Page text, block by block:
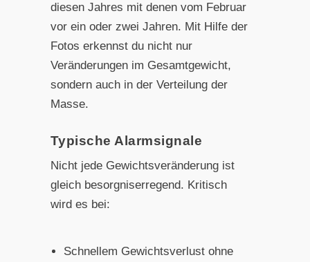
diesen Jahres mit denen vom Februar
vor ein oder zwei Jahren. Mit Hilfe der
Fotos erkennst du nicht nur
Veränderungen im Gesamtgewicht,
sondern auch in der Verteilung der
Masse.
Typische Alarmsignale
Nicht jede Gewichtsveränderung ist
gleich besorgniserregend. Kritisch
wird es bei:
Schnellem Gewichtsverlust ohne